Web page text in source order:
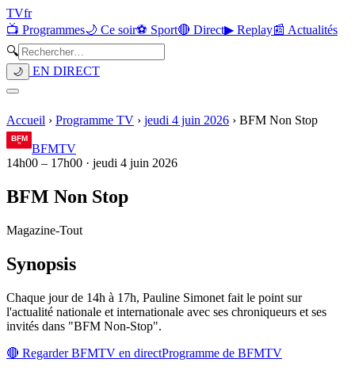
TVfr
📺 Programmes🌙 Ce soir⚽ Sport🔴 Direct▶ Replay📰 Actualités
🔍
🌙 EN DIRECT
Accueil › Programme TV › jeudi 4 juin 2026 › BFM Non Stop
BFMTV
14h00 – 17h00 · jeudi 4 juin 2026
BFM Non Stop
Magazine-Tout
Synopsis
Chaque jour de 14h à 17h, Pauline Simonet fait le point sur
l'actualité nationale et internationale avec ses chroniqueurs et ses
invités dans "BFM Non-Stop".
🔴 RegarderBFMTV en directProgramme de BFMTV